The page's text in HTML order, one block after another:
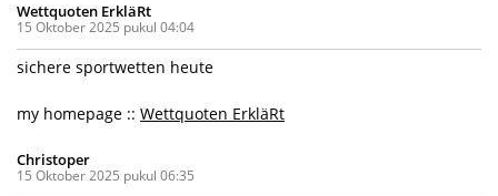
Wettquoten ErkläRt
15 Oktober 2025 pukul 04:04
sichere sportwetten heute
my homepage :: Wettquoten ErkläRt
Christoper
15 Oktober 2025 pukul 06:35